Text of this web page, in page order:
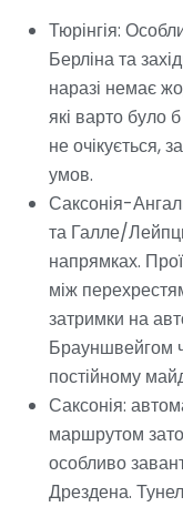
Тюрінгія:
Берліна та
наразі немає
які варто було
не очікується,
умов.
Саксонія-
та Галле/
напрямках.
між
затримки на
Брауншвейгом
постійному
Саксонія:
маршрутом
особливо
Дрездена.